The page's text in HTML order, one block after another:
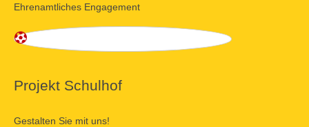
Ehrenamtliches Engagement
Projekt Schulhof
Gestalten Sie mit uns!